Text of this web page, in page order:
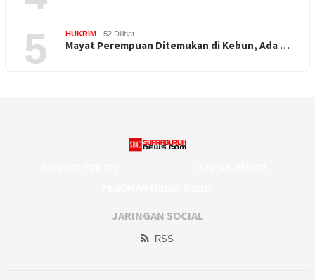
5 HUKRIM 52 Dilihat
Mayat Perempuan Ditemukan di Kebun, Ada …
JARINGAN SOCIAL
RSS